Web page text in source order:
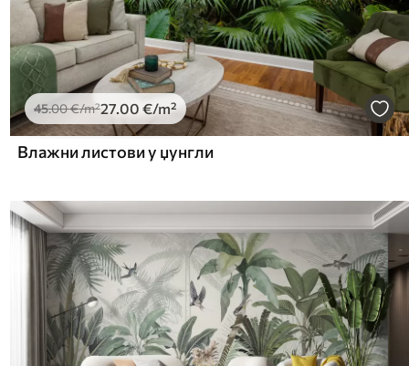
45.00€/m²27.00 €/m²
Влажни листови у џунгли